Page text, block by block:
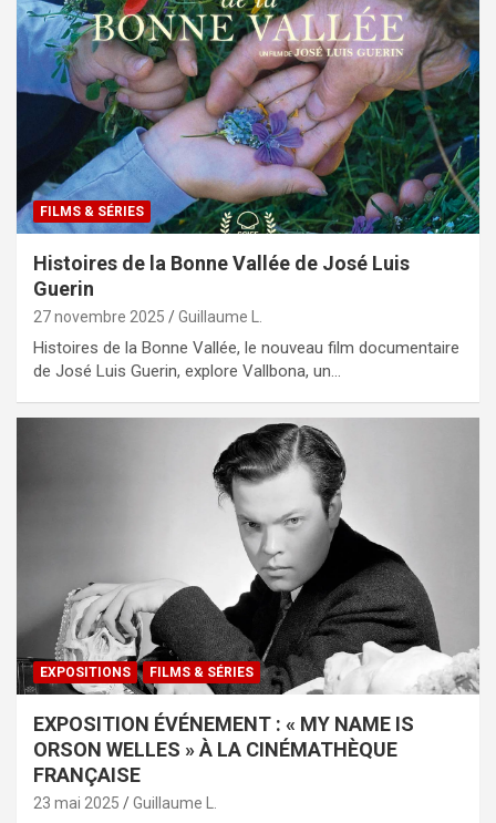
FILMS & SÉRIES
Histoires de la Bonne Vallée de José Luis
Guerin
27 novembre 2025 Guillaume L.
Histoires de la Bonne Vallée, le nouveau film documentaire
de José Luis Guerin, explore Vallbona, un…
EXPOSITIONS FILMS & SÉRIES
EXPOSITION ÉVÉNEMENT : « MY NAME IS
ORSON WELLES » À LA CINÉMATHÈQUE
FRANÇAISE
23 mai 2025 Guillaume L.